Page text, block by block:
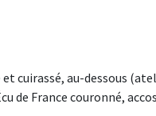
et cuirassé, au-dessous
de France couronné,